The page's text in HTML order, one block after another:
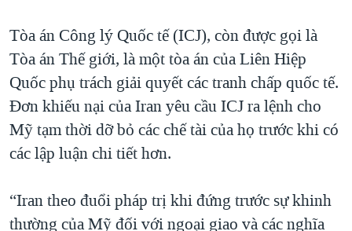
Tòa án Công lý Quốc tế (ICJ), còn được gọi là
Tòa án Thế giới, là một tòa án của Liên Hiệp
Quốc phụ trách giải quyết các tranh chấp quốc tế.
Đơn khiếu nại của Iran yêu cầu ICJ ra lệnh cho
Mỹ tạm thời dỡ bỏ các chế tài của họ trước khi có
các lập luận chi tiết hơn.
“Iran theo đuổi pháp trị khi đứng trước sự khinh
thường của Mỹ đối với ngoại giao và các nghĩa